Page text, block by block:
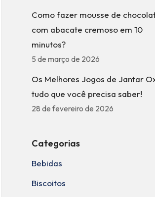
Como fazer mousse de
com abacate cremoso em 10
minutos?
5 de março de 2026
Os Melhores Jogos de Jantar
tudo que você precisa saber!
28 de fevereiro de 2026
Categorias
Bebidas
Biscoitos